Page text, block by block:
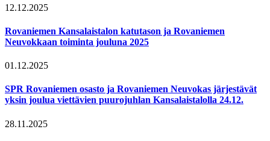
12.12.2025
Rovaniemen Kansalaistalon katutason ja Rovaniemen
Neuvokkaan toiminta jouluna 2025
01.12.2025
SPR Rovaniemen osasto ja Rovaniemen Neuvokas järjestävät
yksin joulua viettävien puurojuhlan Kansalaistalolla 24.12.
28.11.2025